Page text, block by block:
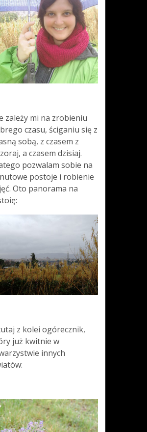
zależy mi na zrobieniu
czasu, ściganiu się z
sobą, z czasem z
a czasem dzisiaj.
pozwalam sobie na
postoje i robienie
Oto panorama na
z kolei ogórecznik,
już kwitnie w
innych